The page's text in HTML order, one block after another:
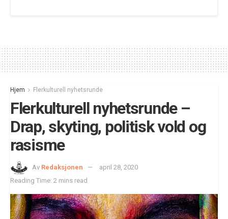
Hjem Flerkulturell nyhetsrunde
Flerkulturell nyhetsrunde –
Drap, skyting, politisk vold og
rasisme
Av Redaksjonen
april 28, 2020
Reading Time: 2 mins read